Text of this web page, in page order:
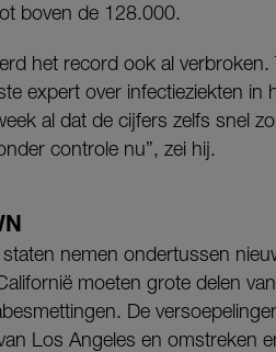
boven de 128.000.
het record ook al
expert over infectieziekten in
al dat de cijfers zelfs snel
controle nu”, zei hij.
staten nemen ondertussen
moeten grote delen
De
Los Angeles en omstreken